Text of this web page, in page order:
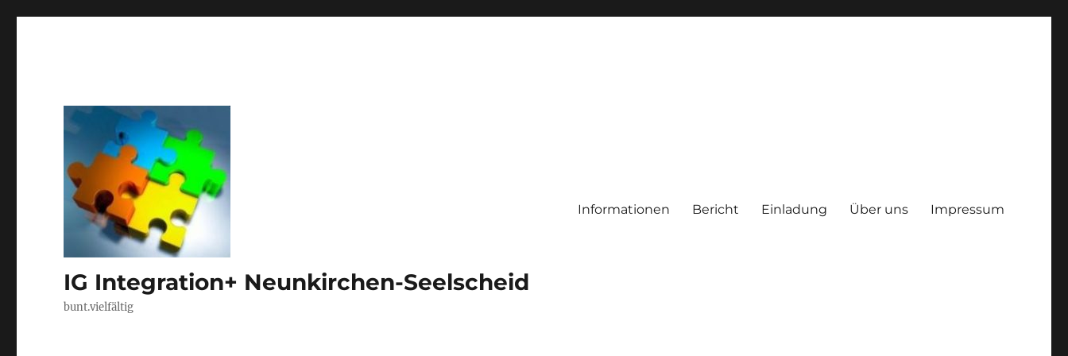
IG Integration+ Neunkirchen-Seelscheid
bunt.vielfältig
Informationen Bericht Einladung Über uns Impressum